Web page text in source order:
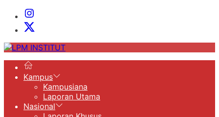
Instagram
Institut
X
LPM
Kampus
Kampusiana
Laporan Utama
Nasional